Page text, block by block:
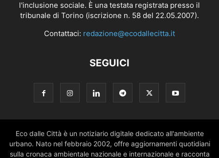
l'inclusione sociale. È una testata registrata presso il
tribunale di Torino (iscrizione n. 58 del 22.05.2007).
Contattaci: redazione@ecodallecitta.it
SEGUICI
Eco dalle Città è un notiziario digitale dedicato all'ambiente
urbano. Nato nel febbraio 2002, offre aggiornamenti quotidiani
sulla cronaca ambientale nazionale e internazionale e racconta